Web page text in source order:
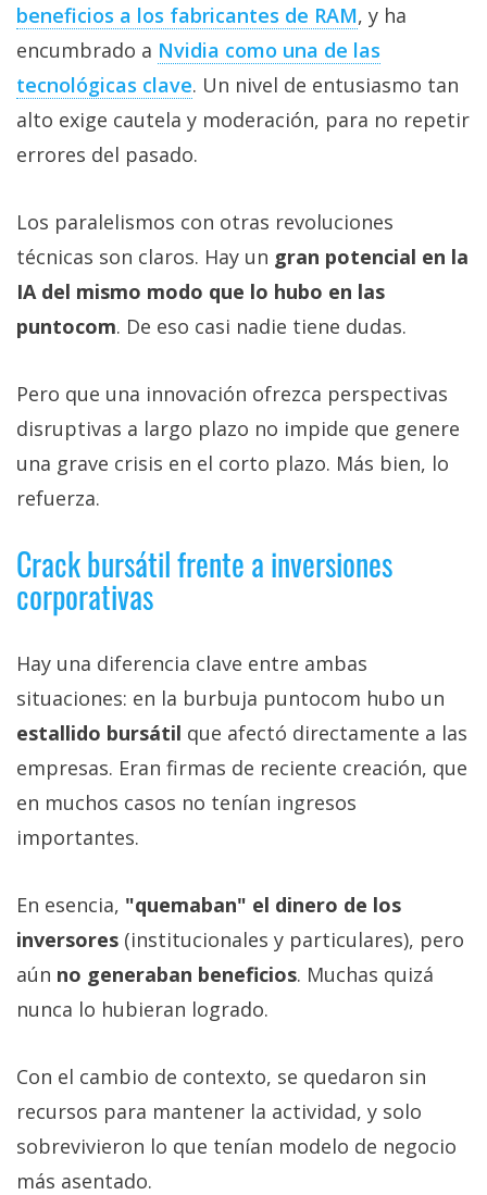
beneficios a los fabricantes de RAM‎, y ha
encumbrado a Nvidia como una de las
tecnológicas clave‎. Un nivel de entusiasmo tan
alto exige cautela y moderación, para no repetir
errores del pasado.
Los paralelismos con otras revoluciones
técnicas son claros. Hay un gran potencial en la
IA del mismo modo que lo hubo en las
puntocom. De eso casi nadie tiene dudas.
Pero que una innovación ofrezca perspectivas
disruptivas a largo plazo no impide que genere
una grave crisis en el corto plazo. Más bien, lo
refuerza.
Crack bursátil frente a inversiones
corporativas
Hay una diferencia clave entre ambas
situaciones: en la burbuja puntocom hubo un
estallido bursátil que afectó directamente a las
empresas. Eran firmas de reciente creación, que
en muchos casos no tenían ingresos
importantes.
En esencia, "quemaban" el dinero de los
inversores (institucionales y particulares), pero
aún no generaban beneficios. Muchas quizá
nunca lo hubieran logrado.
Con el cambio de contexto, se quedaron sin
recursos para mantener la actividad, y solo
sobrevivieron lo que tenían modelo de negocio
más asentado.